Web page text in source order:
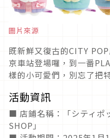
圖片來源
既新鮮又復古的CITY
京車站登場囉，到一番
樣的小可愛們，別忘了把
活動資訊
■ 店鋪名稱：「シティポ
SHOP」